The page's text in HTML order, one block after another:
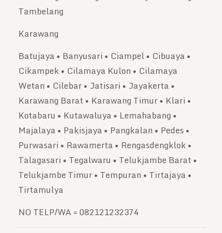
Tambelang
Karawang
Batujaya • Banyusari • Ciampel • Cibuaya •
Cikampek • Cilamaya Kulon • Cilamaya
Wetan • Cilebar • Jatisari • Jayakerta •
Karawang Barat • Karawang Timur • Klari •
Kotabaru • Kutawaluya • Lemahabang •
Majalaya • Pakisjaya • Pangkalan • Pedes •
Purwasari • Rawamerta • Rengasdengklok •
Talagasari • Tegalwaru • Telukjambe Barat •
Telukjambe Timur • Tempuran • Tirtajaya •
Tirtamulya
NO TELP/WA = 082121232374